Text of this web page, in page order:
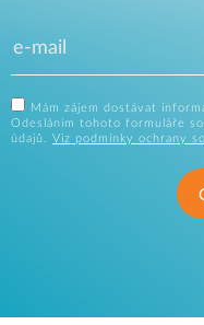
Mám zájem dostávat
Odesláním tohoto formuláře
údajů. Viz podmínky ochrany